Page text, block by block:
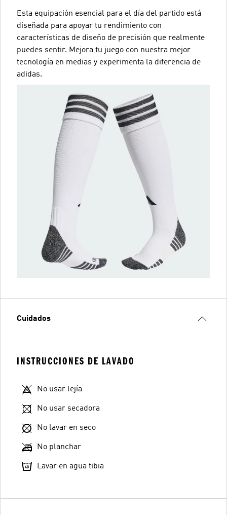
Esta equipación esencial para el día del partido está
diseñada para apoyar tu rendimiento con
características de diseño de precisión que realmente
puedes sentir. Mejora tu juego con nuestra mejor
tecnología en medias y experimenta la diferencia de
adidas.
Cuidados
INSTRUCCIONES DE LAVADO
No usar lejía
No usar secadora
No lavar en seco
No planchar
Lavar en agua tibia